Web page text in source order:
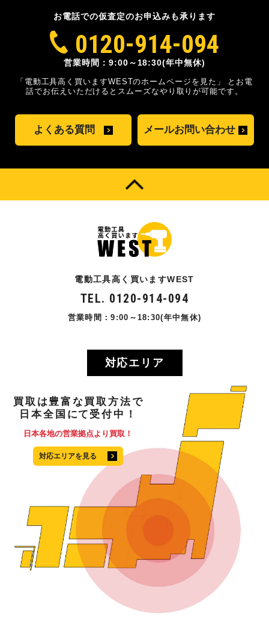
お電話での仮査定のお申込みも承ります
0120-914-094
営業時間：9:00～18:30(年中無休)
「電動工具高く買いますWESTのホームページを見た」
とお電
話でお伝えいただけるとスムーズなやり取りが可能です。
よくある質問 メールお問い合わせ
電動工具高く買いますWEST
TEL. 0120-914-094
営業時間：9:00～18:30(年中無休)
対応エリア
買取 は 豊富な買取方法で
日本全国 にて 受付中！
日本各地の営業拠点より買取！
対応エリアを見る